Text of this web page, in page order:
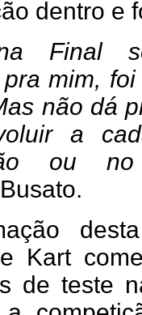
dentro e
Final
mim,
não dá
a
ou
Kart
de teste